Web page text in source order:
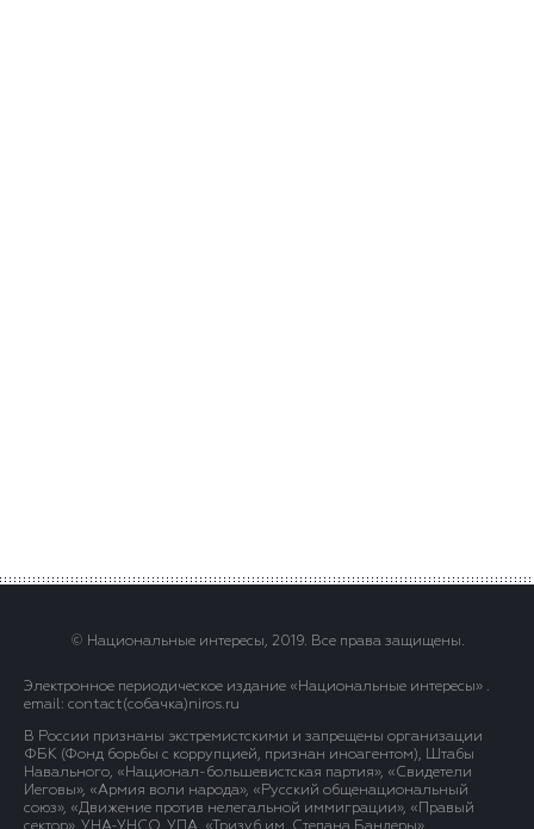
© Национальные интересы, 2019. Все права защищены.
Электронное периодическое издание «Национальные интересы» .
email: contact(сoбaчка)niros.ru
В России признаны экстремистскими и запрещены организации
ФБК (Фонд борьбы с коррупцией, признан иноагентом), Штабы
Навального, «Национал-большевистская партия», «Свидетели
Иеговы», «Армия воли народа», «Русский общенациональный
союз», «Движение против нелегальной иммиграции», «Правый